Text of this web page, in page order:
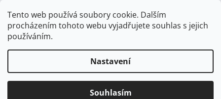
Tento web používá soubory cookie. Dalším
procházením tohoto webu vyjadřujete souhlas s jejich
používáním.
Nastavení
Souhlasím
vyhrazena.